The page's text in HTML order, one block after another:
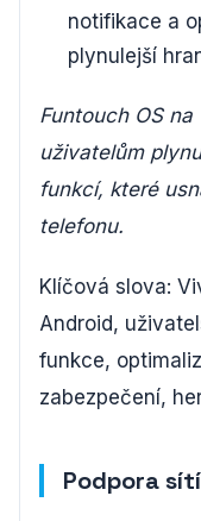
notifikace a
plynulejší
Funtouch OS
uživatelům
funkcí, které
telefonu.
Klíčová slova:
Android,
funkce,
zabezpečení,
Podpora